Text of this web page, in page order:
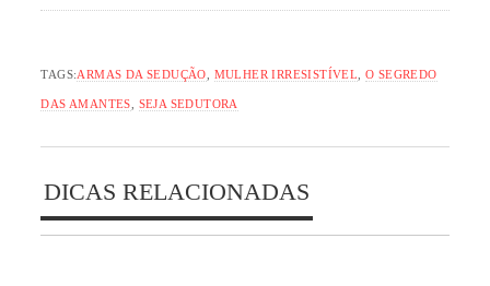
TAGS:ARMAS DA SEDUÇÃO, MULHER IRRESISTÍVEL,O SEGREDO
DAS AMANTES, SEJA SEDUTORA
DICAS RELACIONADAS